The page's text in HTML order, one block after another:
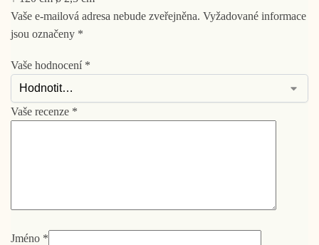
Vaše e-mailová adresa nebude zveřejněna. Vyžadované informace
jsou označeny *
Vaše hodnocení *
Vaše recenze *
Jméno *